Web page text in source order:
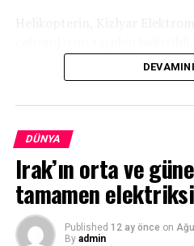
Dağıstan Özerk Cumhuriyeti
göre, 4 kişi yaşamını yitirdi.
DÜNYA
Irak’ın orta ve
tamamen
Published 12 ay önce on
By admin